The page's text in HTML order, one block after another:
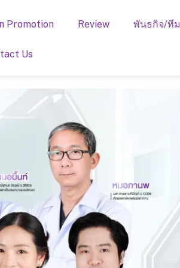
Promotion Review พันธกิจ/ที
Us